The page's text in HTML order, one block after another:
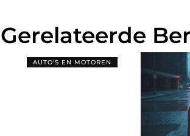
Gerelateerde
AUTO'S EN MOTOREN